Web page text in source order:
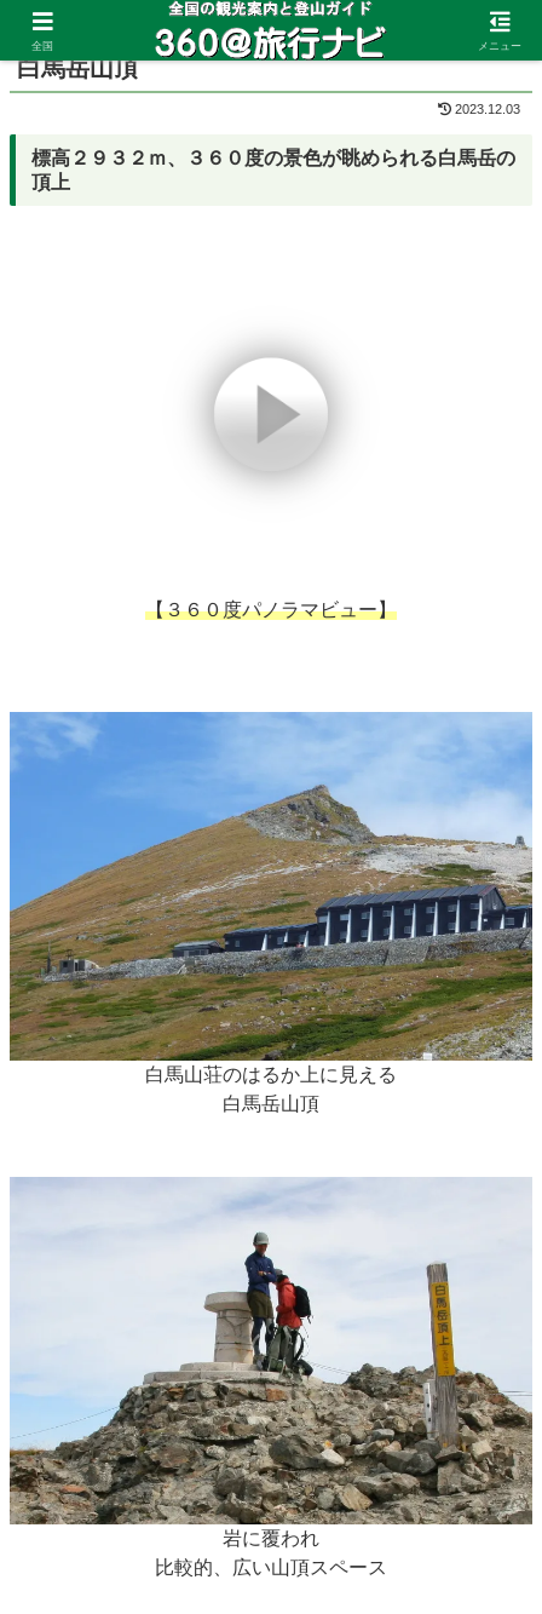
ホーム 長野県 白馬岳
白馬岳山頂
2023.12.03
標高２９３２ｍ、３６０度の景色が眺められる白馬岳の
頂上
【３６０度パノラマビュー】
白馬山荘のはるか上に見える
白馬岳山頂
岩に覆われ
比較的、広い山頂スペース
全国 メニュー